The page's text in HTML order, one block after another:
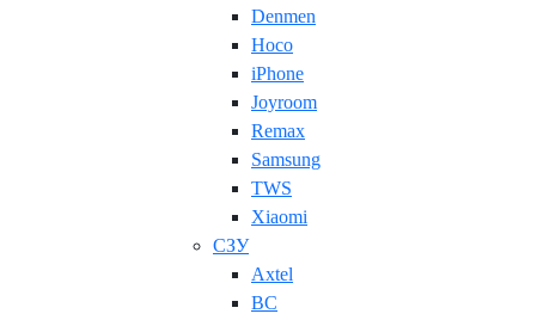
Denmen
Hoco
iPhone
Joyroom
Remax
Samsung
TWS
Xiaomi
СЗУ
Axtel
BC